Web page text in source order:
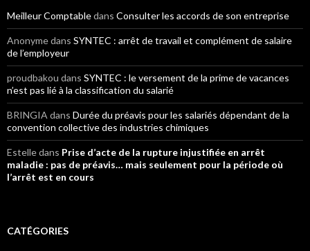
Meilleur Comptabledans Consulter les accords de son entreprise
Anonymedans SYNTEC : arrêt de travail et complément de salaire
de l’employeur
proudbakou dans SYNTEC : le versement de la prime de vacances
n’est pas lié à la classification du salarié
BRINGIA dans Durée du préavis pour les salariés dépendant de la
convention collective des industries chimiques
Estelledans Prise d’acte de la rupture injustifiée en arrêt
maladie : pas de préavis… mais seulement pour la période où
l’arrêt est en cours
CATÉGORIES